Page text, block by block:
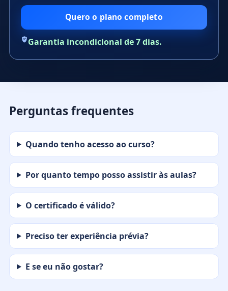
Quero o plano completo
Garantia incondicional de 7 dias.
Perguntas frequentes
Quando tenho acesso ao curso?
Por quanto tempo posso assistir às aulas?
O certificado é válido?
Preciso ter experiência prévia?
E se eu não gostar?